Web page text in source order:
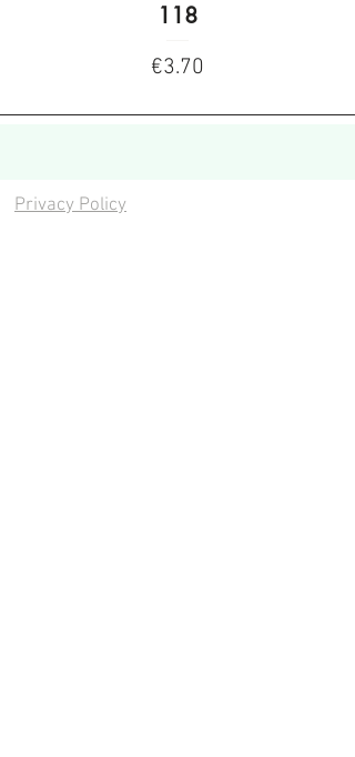
118
Price
€3.70
Privacy Policy